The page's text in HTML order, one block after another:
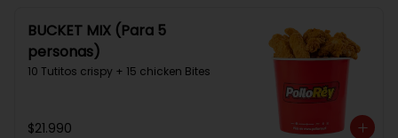
BUCKET MIX (Para 5
personas)
10 Tutitos crispy + 15 chicken Bites
$21.990